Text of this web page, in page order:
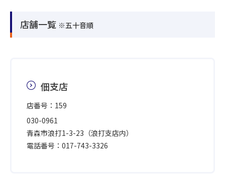
店舗一覧 ※五十音順
佃支店
店番号：159
030-0961
青森市浪打1-3-23（浪打支店内）
電話番号：017-743-3326